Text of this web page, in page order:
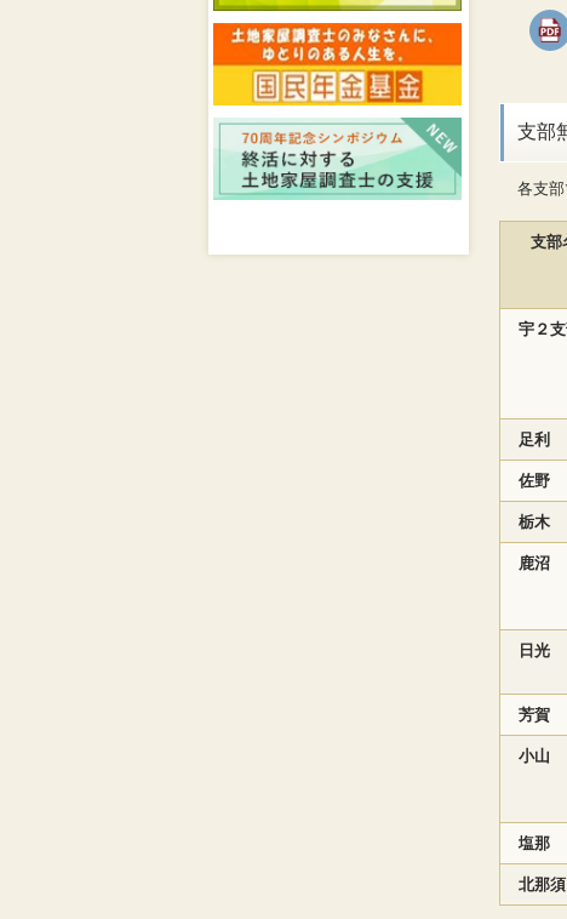
支部
各支部
支部
宇２
足利
佐野
栃木
鹿沼
日光
芳賀
小山
塩那
北那須